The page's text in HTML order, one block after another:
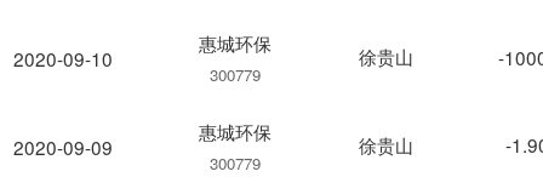
2020-09-10
2020-09-09
惠城环保
300779
徐贵山 -
惠城环保
300779
徐贵山 -